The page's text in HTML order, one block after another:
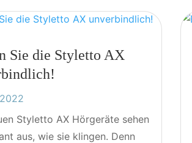
Sie die Styletto AX
Styletto AX Hörgeräte sehen
aus, wie sie klingen. Denn